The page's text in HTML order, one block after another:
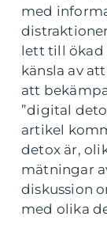
med
lett till ökad
känsla av
att
”digital
artikel
detox är,
mätningar
diskussion
med olika